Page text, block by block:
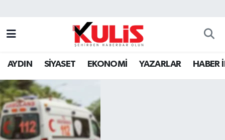
AYDIN SİYASET EKONOMİ YAZARLAR HABER